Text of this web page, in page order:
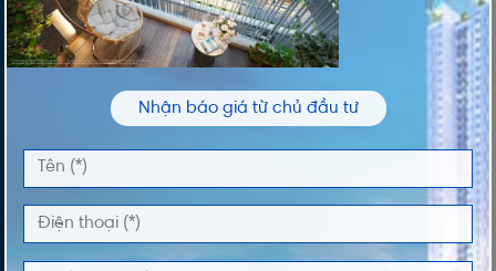
TÊN *
ĐIỆN THOẠI *
DỰ ÁN QUAN TÂM
Nhận báo giá từ chủ đầu tư